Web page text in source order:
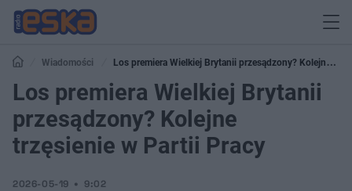
Wiadomości
Los premiera Wielkiej Brytanii przesądzony? Kolejne
trzęsienie w Partii Pracy
Los premiera Wielkiej Brytanii
przesądzony? Kolejne
trzęsienie w Partii Pracy
2026-05-19 9:02